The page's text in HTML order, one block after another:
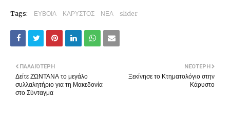
Tags: ΕΥΒΟΙΑ ΚΑΡΥΣΤΟΣ ΝΕΑ slider
ΝΕΌΤΕΡΗ
Ξεκίνησε το Κτηματολόγιο στην
Κάρυστο
ΠΑΛΑΙΌΤΕΡΗ
Δείτε ΖΩΝΤΑΝΑ το μεγάλο
συλλαλητήριο για τη Μακεδονία
στο Σύνταγμα